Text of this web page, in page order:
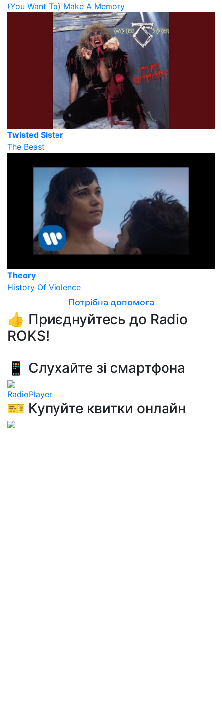
(You Want To) Make A Memory
Twisted Sister
The Beast
Theory
History Of Violence
Потрібна допомога
👍 Приєднуйтесь до Radio
ROKS!
📱 Слухайте зі смартфона
RadioPlayer
🎫 Купуйте квитки онлайн